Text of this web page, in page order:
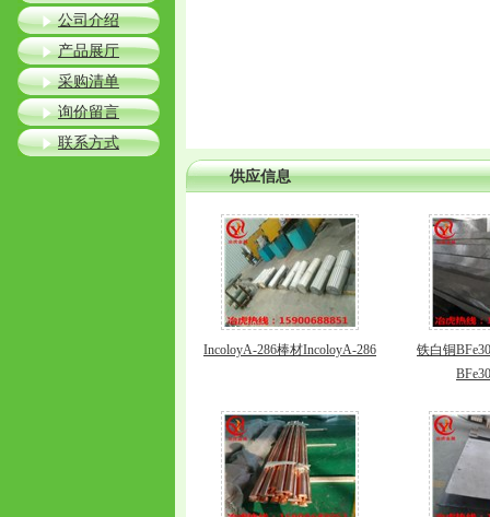
供应信息
IncoloyA-286棒材IncoloyA-286
铁白铜
公司介绍
产品展厅
采购清单
询价留言
联系方式